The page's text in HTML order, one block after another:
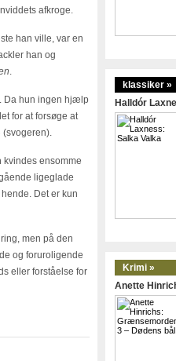
afkroge.
han ville, var en
han og
.
Da hun ingen hjælp
for at forsøge at
(svogeren).
ensomme
ligeglade
Det er kun
men på den
og foruroligende
eller forståelse for
klassiker »
Halldór
Krimi »
Anette